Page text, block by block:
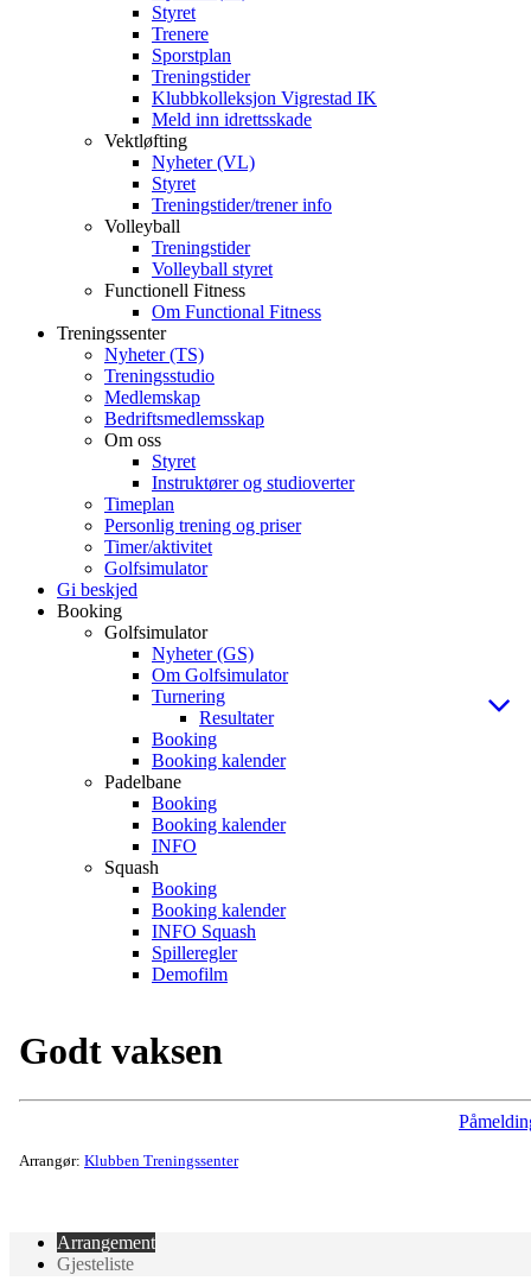
Styret
Trenere
Sporstplan
Treningstider
Klubbkolleksjon Vigrestad IK
Meld inn idrettsskade
Vektløfting
Nyheter (VL)
Styret
Treningstider/trener info
Volleyball
Treningstider
Volleyball styret
Functionell Fitness
Om Functional Fitness
Treningssenter
Nyheter (TS)
Treningsstudio
Medlemskap
Bedriftsmedlemsskap
Om oss
Styret
Instruktører og studioverter
Timeplan
Personlig trening og priser
Timer/aktivitet
Golfsimulator
Gi beskjed
Booking
Golfsimulator
Nyheter (GS)
Om Golfsimulator
Turnering
Resultater
Booking
Booking kalender
Padelbane
Booking
Booking kalender
INFO
Squash
Booking
Booking kalender
INFO Squash
Spilleregler
Demofilm
Godt vaksen
Arrangør: Klubben Treningssenter
Arrangement
Gjesteliste